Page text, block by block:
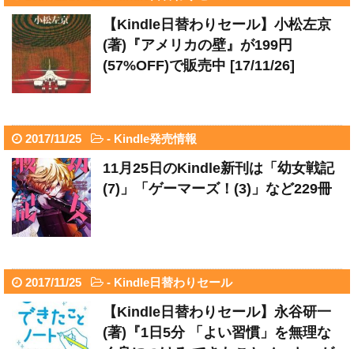
【Kindle日替わりセール】小松左京
(著)『アメリカの壁』が199円
(57%OFF)で販売中 [17/11/26]
2017/11/25 - Kindle発売情報
11月25日のKindle新刊は「幼女戦記
(7)」「ゲーマーズ！(3)」など229冊
2017/11/25 - Kindle日替わりセール
【Kindle日替わりセール】永谷研一
(著)『1日5分 「よい習慣」を無理な